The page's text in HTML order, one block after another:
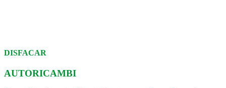
DISFACAR
AUTORICAMBI